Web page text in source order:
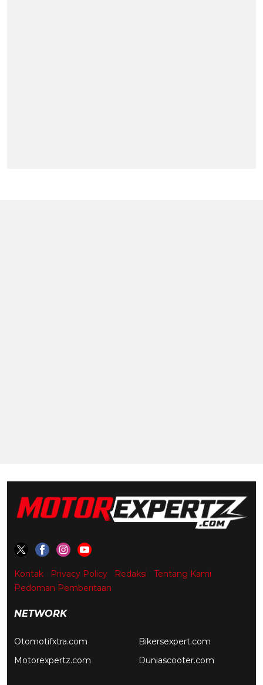
Kontak Privacy Policy Redaksi
Tentang Kami
Pedoman Pemberitaan
NETWORK
Otomotifxtra.com
Motorexpertz.com
Bikersexpert.com
Duniascooter.com